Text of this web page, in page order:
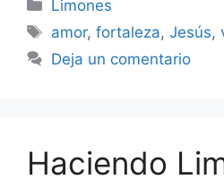
Limones
Etiquetas
amor,fortaleza,Jesús,
Deja un comentario
Haciendo